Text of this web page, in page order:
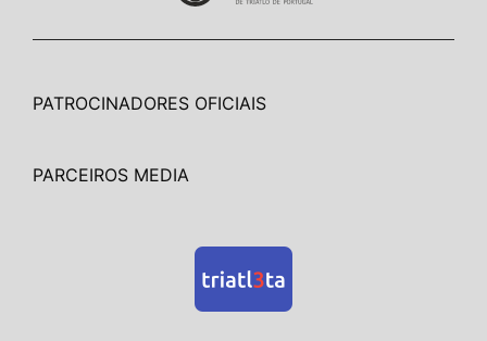
PATROCINADORES OFICIAIS
PARCEIROS MEDIA